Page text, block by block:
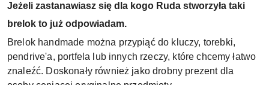
Jeżeli zastanawiasz się dla kogo Ruda stworzyła taki
brelok to już odpowiadam.
Brelok handmade można przypiąć do kluczy, torebki,
pendrive'a, portfela lub innych rzeczy, które chcemy łatwo
znaleźć. Doskonały również jako drobny prezent dla